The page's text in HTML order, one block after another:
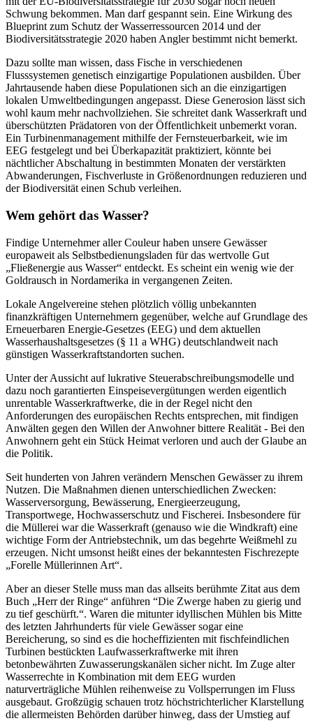
Schwung bekommen. Man darf gespannt sein. Eine Wirkung des
Blueprint zum Schutz der Wasserressourcen 2014 und der
Biodiversitätsstrategie 2020 haben Angler bestimmt nicht bemerkt.
Dazu sollte man wissen, dass Fische in verschiedenen
Flusssystemen genetisch einzigartige Populationen ausbilden. Über
Jahrtausende haben diese Populationen sich an die einzigartigen
lokalen Umweltbedingungen angepasst. Diese Generosion lässt sich
wohl kaum mehr nachvollziehen. Sie schreitet dank Wasserkraft und
überschützten Prädatoren von der Öffentlichkeit unbemerkt voran.
Ein Turbinenmanagement mithilfe der Fernsteuerbarkeit, wie im
EEG festgelegt und bei Überkapazität praktiziert, könnte bei
nächtlicher Abschaltung in bestimmten Monaten der verstärkten
Abwanderungen, Fischverluste in Größenordnungen reduzieren und
der Biodiversität einen Schub verleihen.
Wem gehört das Wasser?
Findige Unternehmer aller Couleur haben unsere Gewässer
europaweit als Selbstbedienungsladen für das wertvolle Gut
„Fließenergie aus Wasser“ entdeckt. Es scheint ein wenig wie der
Goldrausch in Nordamerika in vergangenen Zeiten.
Lokale Angelvereine stehen plötzlich völlig unbekannten
finanzkräftigen Unternehmern gegenüber, welche auf Grundlage des
Erneuerbaren Energie-Gesetzes (EEG) und dem aktuellen
Wasserhaushaltsgesetzes (§ 11 a WHG) deutschlandweit nach
günstigen Wasserkraftstandorten suchen.
Unter der Aussicht auf lukrative Steuerabschreibungsmodelle und
dazu noch garantierten Einspeisevergütungen werden eigentlich
unrentable Wasserkraftwerke, die in der Regel nicht den
Anforderungen des europäischen Rechts entsprechen, mit findigen
Anwälten gegen den Willen der Anwohner bittere Realität - Bei den
Anwohnern geht ein Stück Heimat verloren und auch der Glaube an
die Politik.
Seit hunderten von Jahren verändern Menschen Gewässer zu ihrem
Nutzen. Die Maßnahmen dienen unterschiedlichen Zwecken:
Wasserversorgung, Bewässerung, Energieerzeugung,
Transportwege, Hochwasserschutz und Fischerei. Insbesondere für
die Müllerei war die Wasserkraft (genauso wie die Windkraft) eine
wichtige Form der Antriebstechnik, um das begehrte Weißmehl zu
erzeugen. Nicht umsonst heißt eines der bekanntesten Fischrezepte
„Forelle Müllerinnen Art“.
Aber an dieser Stelle muss man das allseits berühmte Zitat aus dem
Buch „Herr der Ringe“ anführen “Die Zwerge haben zu gierig und
zu tief geschürft.“. Waren die mitunter idyllischen Mühlen bis Mitte
des letzten Jahrhunderts für viele Gewässer sogar eine
Bereicherung, so sind es die hocheffizienten mit fischfeindlichen
Turbinen bestückten Laufwasserkraftwerke mit ihren
betonbewährten Zuwasserungskanälen sicher nicht. Im Zuge alter
Wasserrechte in Kombination mit dem EEG wurden
naturverträgliche Mühlen reihenweise zu Vollsperrungen im Fluss
ausgebaut. Großzügig schauen trotz höchstrichterlicher Klarstellung
die allermeisten Behörden darüber hinweg, dass der Umstieg auf